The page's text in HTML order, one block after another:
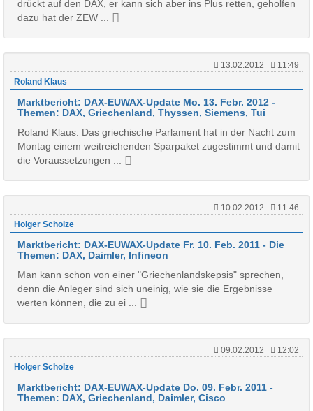
drückt auf den DAX, er kann sich aber ins Plus retten, geholfen
dazu hat der ZEW ...
13.02.2012
11:49
Roland Klaus
Marktbericht: DAX-EUWAX-Update Mo. 13. Febr. 2012 -
Themen: DAX, Griechenland, Thyssen, Siemens, Tui
Roland Klaus: Das griechische Parlament hat in der Nacht zum
Montag einem weitreichenden Sparpaket zugestimmt und damit
die Voraussetzungen ...
10.02.2012
11:46
Holger Scholze
Marktbericht: DAX-EUWAX-Update Fr. 10. Feb. 2011 - Die
Themen: DAX, Daimler, Infineon
Man kann schon von einer "Griechenlandskepsis" sprechen,
denn die Anleger sind sich uneinig, wie sie die Ergebnisse
werten können, die zu ei ...
09.02.2012
12:02
Holger Scholze
Marktbericht: DAX-EUWAX-Update Do. 09. Febr. 2011 -
Themen: DAX, Griechenland, Daimler, Cisco